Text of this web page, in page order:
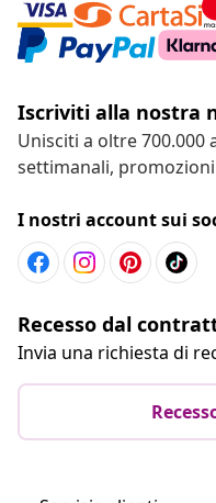
Iscriviti alla nostra
Unisciti a oltre
settimanali,
I nostri account sui
Recesso dal
Invia una richiesta di